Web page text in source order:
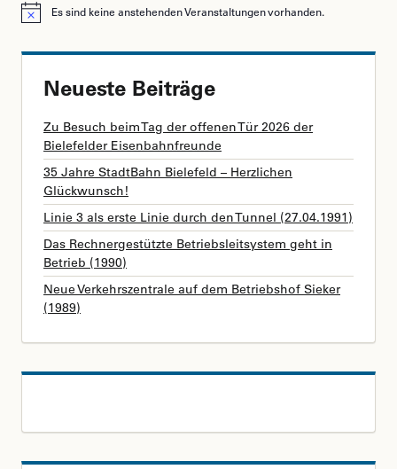
HinweisEs sind keine anstehenden Veranstaltungen vorhanden.
Neueste Beiträge
Zu Besuch beim Tag der offenen Tür 2026 der
Bielefelder Eisenbahnfreunde
35 Jahre StadtBahn Bielefeld – Herzlichen
Glückwunsch!
Linie 3 als erste Linie durch den Tunnel (27.04.1991)
Das Rechnergestützte Betriebsleitsystem geht in
Betrieb (1990)
Neue Verkehrszentrale auf dem Betriebshof Sieker
(1989)